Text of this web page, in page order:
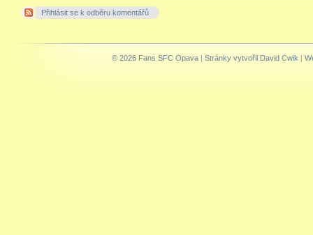
Přihlásit se k odběru komentářů
© 2026 Fans SFC Opava | Stránky vytvořil David Cwik |